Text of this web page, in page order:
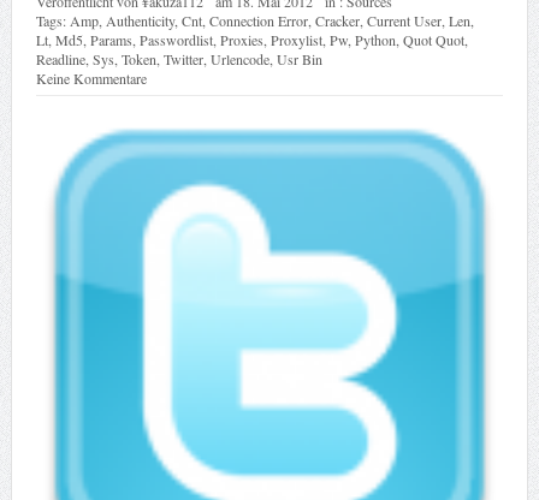
Tags: Amp, Authenticity, Cnt, Connection Error, Cracker, Current User, Len
Lt, Md5 Params Passwordlist, Proxies Proxylist, Pw, Python Quot Quot,
Readline, Sys Token Twitter, Urlencode, Usr Bin
Keine Kommentare